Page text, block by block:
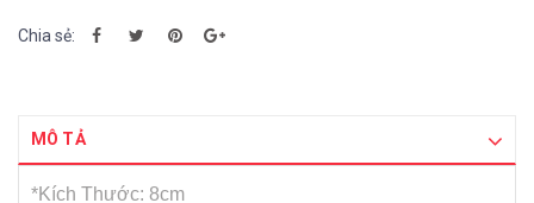
Chia sẻ:
MÔ TẢ
*Kích Thước: 8cm